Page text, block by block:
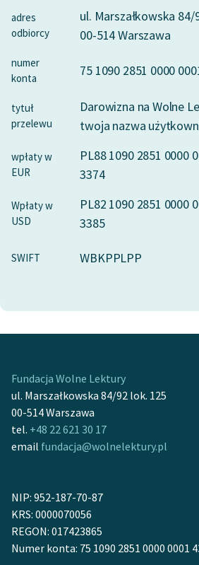
adres
odbiorcy
ul. Marszałkowska 84/
00-514 Warszawa
numer
konta
75 1090 2851 0000
tytuł
przelewu
Darowizna na Wolne
twoja nazwa
wpłaty w
EUR
PL88 1090 2851 0000
3374
Wpłaty w
USD
PL82 1090 2851 0000
3385
SWIFT WBKPPLPP
Fundacja Wolne Lektury
ul. Marszałkowska 84/92 lok. 125
00-514 Warszawa
tel. +48 22 621 30 17
email fundacja@wolnelektury.pl
NIP: 952-187-70-87
KRS: 0000070056
REGON: 017423865
Numer konta: 75 1090 2851 0000 0001